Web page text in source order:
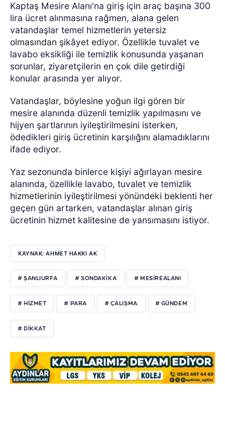
Kaptaş Mesire Alanı'na giriş için araç başına 300
lira ücret alınmasına rağmen, alana gelen
vatandaşlar temel hizmetlerin yetersiz
olmasından şikâyet ediyor. Özellikle tuvalet ve
lavabo eksikliği ile temizlik konusunda yaşanan
sorunlar, ziyaretçilerin en çok dile getirdiği
konular arasında yer alıyor.
Vatandaşlar, böylesine yoğun ilgi gören bir
mesire alanında düzenli temizlik yapılmasını ve
hijyen şartlarının iyileştirilmesini isterken,
ödedikleri giriş ücretinin karşılığını alamadıklarını
ifade ediyor.
Yaz sezonunda binlerce kişiyi ağırlayan mesire
alanında, özellikle lavabo, tuvalet ve temizlik
hizmetlerinin iyileştirilmesi yönündeki beklenti her
geçen gün artarken, vatandaşlar alınan giriş
ücretinin hizmet kalitesine de yansımasını istiyor.
KAYNAK: AHMET HAKKI AK
# ŞANLIURFA # SONDAKIKA # MESIREALANI
# HIZMET # PARA # ÇALIŞMA # GÜNDEM
# DIKKAT